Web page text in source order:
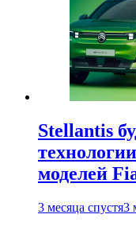
Stellantis
моделей
3 месяца спустя3